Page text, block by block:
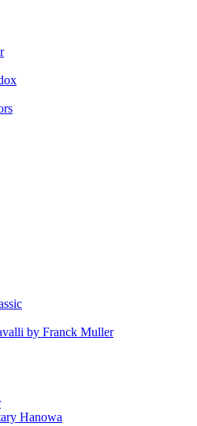
by Franck Muller
Hanowa